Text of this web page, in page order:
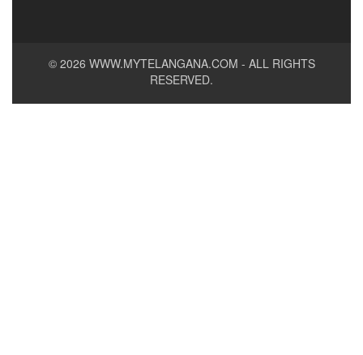
© 2026 WWW.MYTELANGANA.COM - ALL RIGHTS
RESERVED.